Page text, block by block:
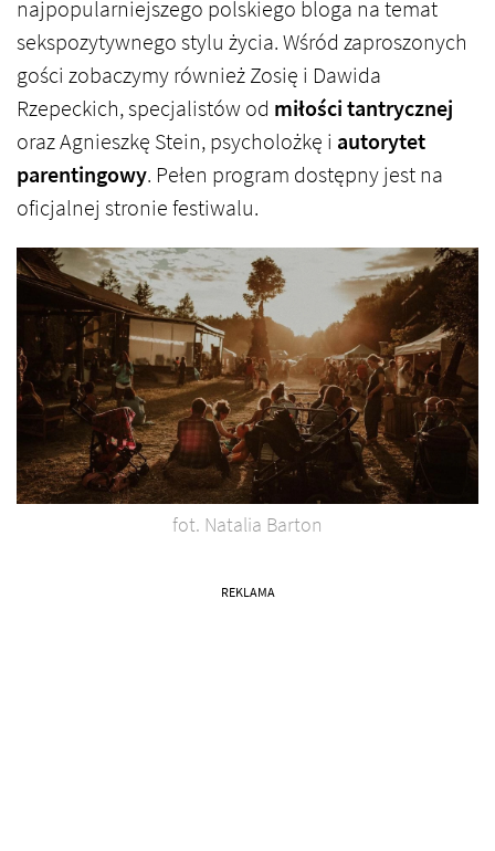
najpopularniejszego polskiego bloga na temat
sekspozytywnego stylu życia. Wśród zaproszonych
gości zobaczymy również Zosię i Dawida
Rzepeckich, specjalistów od miłości tantrycznej
oraz Agnieszkę Stein, psycholożkę i autorytet
parentingowy. Pełen program dostępny jest na
oficjalnej stronie festiwalu.
fot. Natalia Barton
REKLAMA